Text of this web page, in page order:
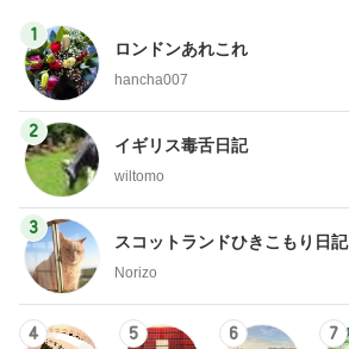
1
ロンドンあれこれ
hancha007
2
イギリス毒舌日記
wiltomo
3
スコットランドひきこもり日記
Norizo
4 5 6 7